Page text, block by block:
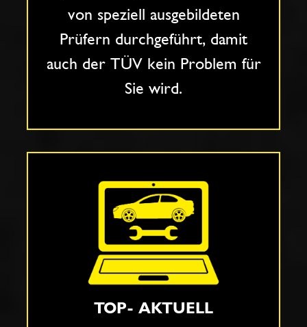
von speziell ausgebildeten
Prüfern durchgeführt, damit
auch der TÜV kein Problem für
Sie wird.
TOP- AKTUELL